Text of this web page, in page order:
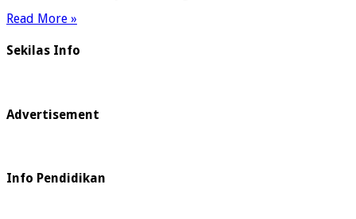
Read More »
Sekilas Info
Advertisement
Info Pendidikan